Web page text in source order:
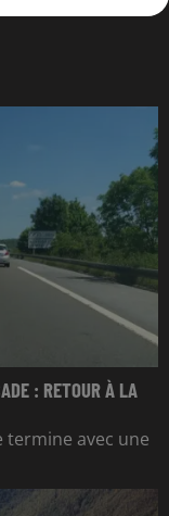
: RETOUR À LA
termine avec une